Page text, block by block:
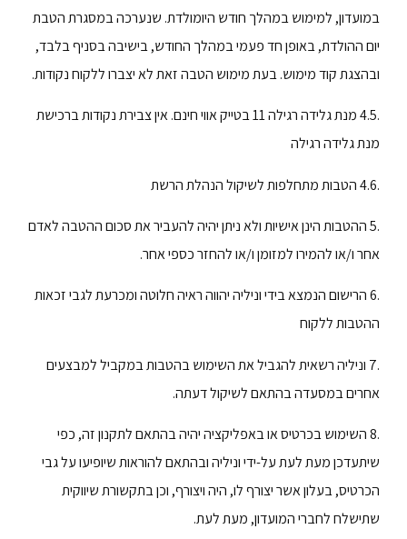
במועדון, למימוש במהלך חודש היומולדת. שנערכה במסגרת הטבת
יום ההולדת, באופן חד פעמי במהלך החודש, בישיבה בסניף בלבד,
ובהצגת קוד מימוש. בעת מימוש הטבה זאת לא יצברו ללקוח נקודות.
.4.5 מנת גלידה רגילה 11 בטייק אווי חינם. אין צבירת נקודות ברכישת
מנת גלידה רגילה
.4.6 הטבות מתחלפות לשיקול הנהלת הרשת
.5 ההטבות הינן אישיות ולא ניתן יהיה להעביר את סכום ההטבה לאדם
אחר ו/או להמירו למזומן ו/או להחזר כספי אחר.
.6 הרישום הנמצא בידי וניליה יהווה ראיה חלוטה ומכרעת לגבי זכאות
ההטבות ללקוח
.7 וניליה רשאית להגביל את השימוש בהטבות במקביל למבצעים
אחרים במסעדה בהתאם לשיקול דעתה.
.8 השימוש בכרטיס או באפליקציה יהיה בהתאם לתקנון זה, כפי
שיתעדכן מעת לעת על-ידי וניליה ובהתאם להוראות שיופיעו על גבי
הכרטיס, בעלון אשר יצורף לו, היה ויצורף, וכן בתקשורת שיווקית
שתישלח לחברי המועדון, מעת לעת.